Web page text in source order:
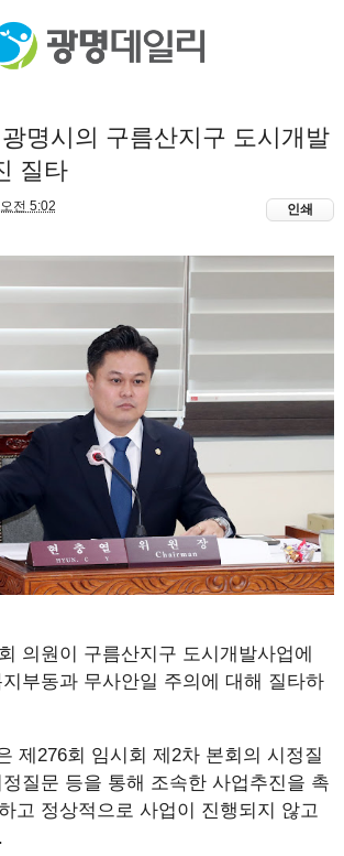
명시의 구름산지구 도시개발
질타
오전 5:02 인쇄
의원이 구름산지구 도시개발사업에
부동과 무사안일 주의에 대해 질타하
제276회 임시회 제2차 본회의 시정질
질문 등을 통해 조속한 사업추진을 촉
고 정상적으로 사업이 진행되지 않고